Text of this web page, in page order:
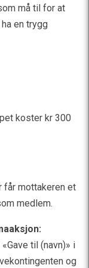
må til for at
en trygg
koster kr 300
får mottakeren et
medlem.
til (navn)» i
og